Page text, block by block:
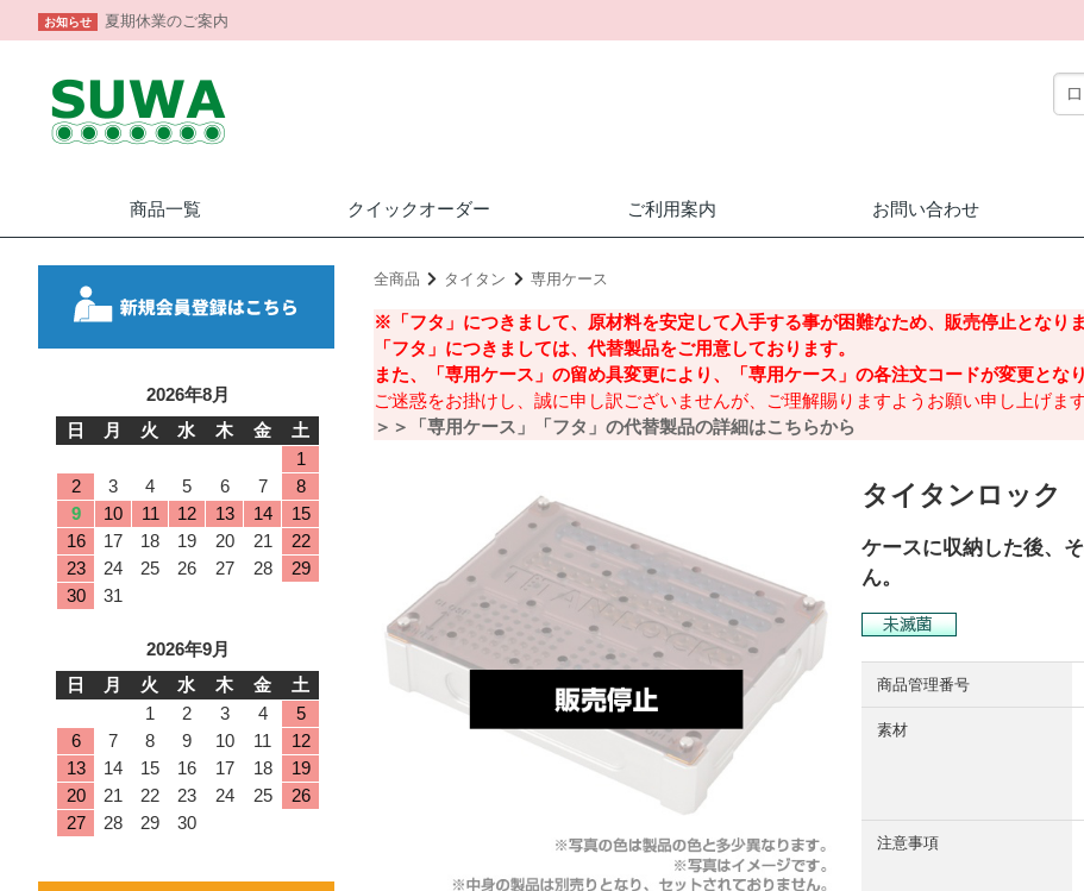
お知らせ 夏期休業のご案内
商品一覧 クイックオーダー ご利用案内 お問い合わせ
全商品 タイタン 専用ケース
※「フタ」につきまして、原材料を安定して⼊⼿する事が困難なため、販売停⽌となりま
「フタ」につきましては、代替製品をご⽤意しております。
また、「専⽤ケース」の留め具変更により、「専⽤ケース」の各注⽂コードが変更となり
ご迷惑をお掛けし、誠に申し訳ございませんが、ご理解賜りますようお願い申し上げます
＞＞「専⽤ケース」「フタ」の代替製品の詳細はこちらから
タイタンロック
ケースに収納した後、
ん。
商品管理番号
素材
注意事項
2026年8月
日
月 火 水 木 金
土
1
2
3 4 5 6 7
8
9
10 11 12 13 14
15
16
17 18 19 20 21
22
23
24 25 26 27 28
29
30
31
2026年9月
日
月 火 水 木 金
土
1
2 3 4
5
6
7 8 9 10 11
12
13
14 15 16 17 18
19
20
21 22 23 24 25
26
27
28 29 30